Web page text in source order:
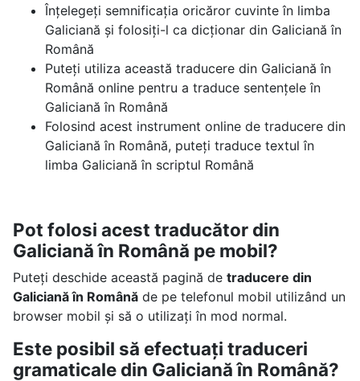
Înțelegeți semnificația oricăror cuvinte în limba
Galiciană și folosiți-l ca dicționar din Galiciană în
Română
Puteți utiliza această traducere din Galiciană în
Română online pentru a traduce sentențele în
Galiciană în Română
Folosind acest instrument online de traducere din
Galiciană în Română, puteți traduce textul în
limba Galiciană în scriptul Română
Pot folosi acest traducător din
Galiciană în Română pe mobil?
Puteți deschide această pagină de traducere din
Galiciană în Românăde pe telefonul mobil utilizând un
browser mobil și să o utilizați în mod normal.
Este posibil să efectuați traduceri
gramaticale din Galiciană în Română?